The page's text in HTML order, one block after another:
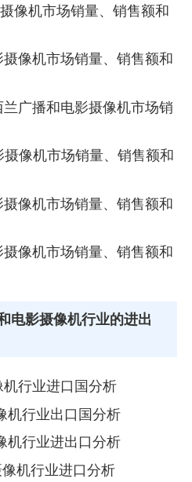
像机市场销量、销售额和
像机市场销量、销售额和
广播和电影摄像机市场销
像机市场销量、销售额和
像机市场销量、销售额和
像机市场销量、销售额和
电影摄像机行业的进出
行业进口国分析
机行业出口国分析
机行业进出口分析
机行业进口分析